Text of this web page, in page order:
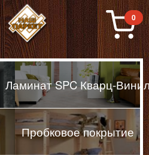
Паркет, Штучный
0
Ламинат SPC Кварц-
Пробковое покрытие